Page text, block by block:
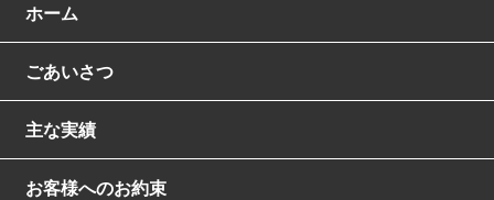
ホーム
ごあいさつ
主な実績
お客様へのお約束